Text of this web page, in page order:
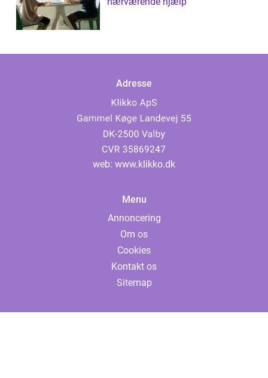
Adresse
web: www.klikko.dk
Menu
Annoncering
Om os
Cookies
Kontakt os
Sitemap